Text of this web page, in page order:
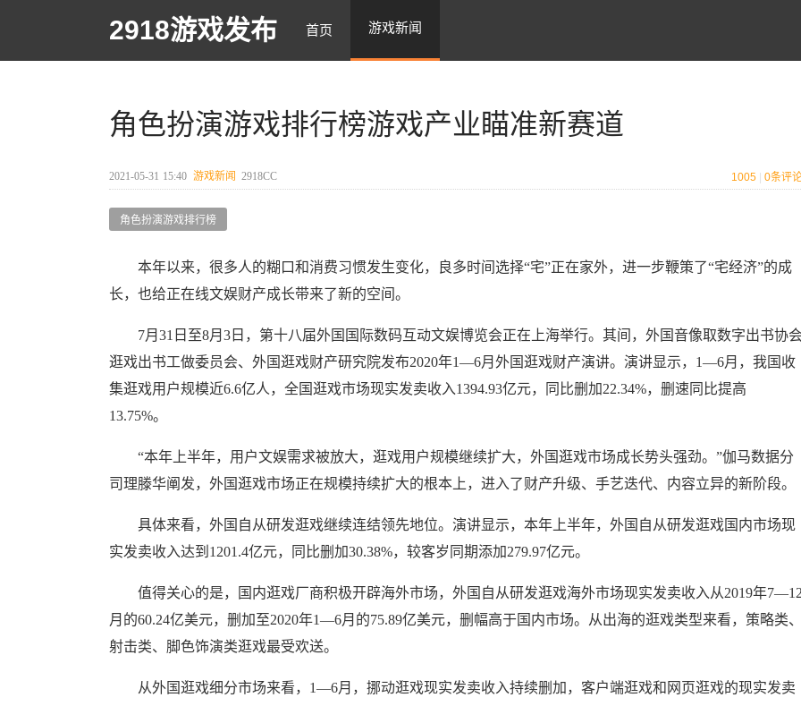
2918游戏发布 首页 游戏新闻
角色扮演游戏排行榜游戏产业瞄准新赛道
2021-05-31 15:40 游戏新闻 2918CC 1005 0条评
角色扮演游戏排行榜
本年以来，很多人的糊口和消费习惯发生变化，良多时间选择“宅”正在家外，进一步鞭策了“宅经济”的成
长，也给正在线文娱财产成长带来了新的空间。
7月31日至8月3日，第十八届外国国际数码互动文娱博览会正在上海举行。其间，外国音像取数字出书协
逛戏出书工做委员会、外国逛戏财产研究院发布2020年1—6月外国逛戏财产演讲。演讲显示，1—6月，我国收
集逛戏用户规模近6.6亿人，全国逛戏市场现实发卖收入1394.93亿元，同比删加22.34%，删速同比提高
13.75%。
“本年上半年，用户文娱需求被放大，逛戏用户规模继续扩大，外国逛戏市场成长势头强劲。”伽马数据分
司理滕华阐发，外国逛戏市场正在规模持续扩大的根本上，进入了财产升级、手艺迭代、内容立异的新阶段。
具体来看，外国自从研发逛戏继续连结领先地位。演讲显示，本年上半年，外国自从研发逛戏国内市场现
实发卖收入达到1201.4亿元，同比删加30.38%，较客岁同期添加279.97亿元。
值得关心的是，国内逛戏厂商积极开辟海外市场，外国自从研发逛戏海外市场现实发卖收入从2019年
月的60.24亿美元，删加至2020年1—6月的75.89亿美元，删幅高于国内市场。从出海的逛戏类型来看，策略类
射击类、脚色饰演类逛戏最受欢送。
从外国逛戏细分市场来看，1—6月，挪动逛戏现实发卖收入持续删加，客户端逛戏和网页逛戏的现实发卖